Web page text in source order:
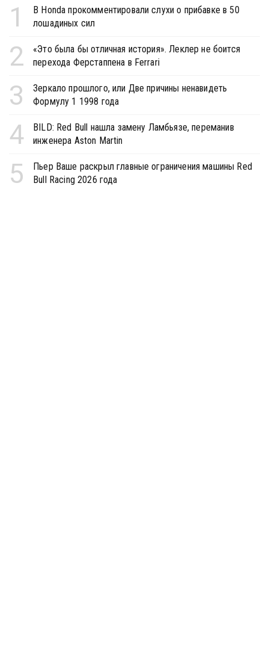
1
В Honda прокомментировали слухи о прибавке в 50
лошадиных сил
2
«Это была бы отличная история». Леклер не боится
перехода Ферстаппена в Ferrari
3
Зеркало прошлого, или Две причины ненавидеть
Формулу 1 1998 года
4
BILD: Red Bull нашла замену Ламбьязе, переманив
инженера Aston Martin
5
Пьер Ваше раскрыл главные ограничения машины Red
Bull Racing 2026 года